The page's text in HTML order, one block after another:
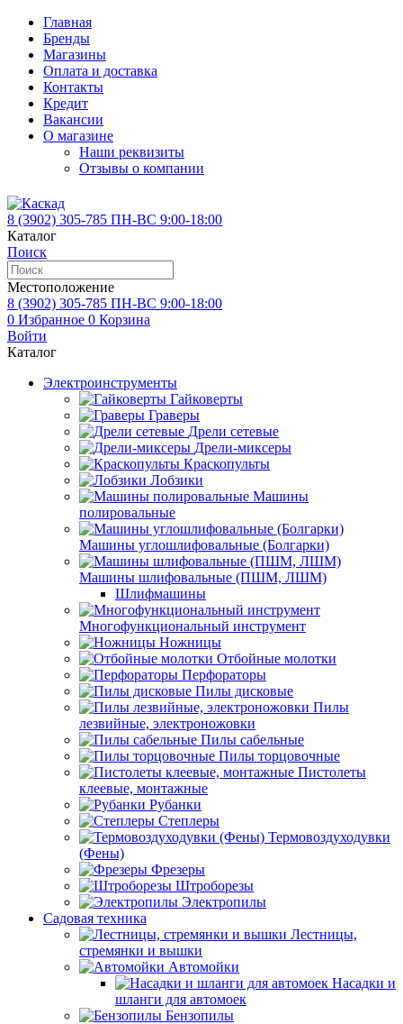
Главная
Бренды
Магазины
Оплата и доставка
Контакты
Кредит
Вакансии
О магазине
Наши реквизиты
Отзывы о компании
8 (3902) 305-785 ПН-ВС 9:00-18:00
Каталог
Поиск
Местоположение
8 (3902) 305-785 ПН-ВС 9:00-18:00
0 Избранное 0 Корзина
Войти
Каталог
Электроинструменты
Гайковерты
Граверы
Дрели сетевые
Дрели-миксеры
Краскопульты
Лобзики
Машины
полировальные
Машины углошлифовальные (Болгарки)
Машины шлифовальные (ПШМ, ЛШМ)
Шлифмашины
Многофункциональный инструмент
Ножницы
Отбойные молотки
Перфораторы
Пилы дисковые
Пилы
лезвийные, электроножовки
Пилы сабельные
Пилы торцовочные
Пистолеты
клеевые, монтажные
Рубанки
Степлеры
Термовоздуходувки
(Фены)
Фрезеры
Штроборезы
Электропилы
Садовая техника
Лестницы,
стремянки и вышки
Автомойки
Насадки и
шланги для автомоек
Бензопилы